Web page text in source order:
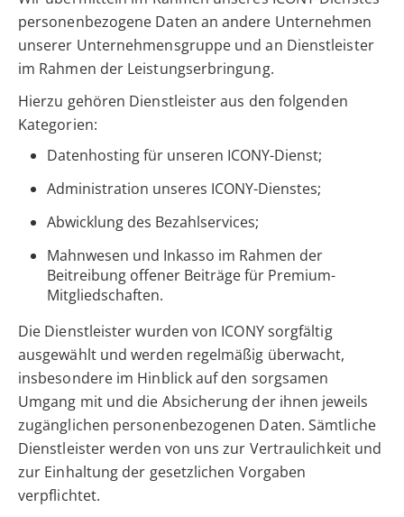
personenbezogene Daten an andere Unternehmen
unserer Unternehmensgruppe und an Dienstleister
im Rahmen der Leistungserbringung.
Hierzu gehören Dienstleister aus den folgenden
Kategorien:
Datenhosting für unseren ICONY-Dienst;
Administration unseres ICONY-Dienstes;
Abwicklung des Bezahlservices;
Mahnwesen und Inkasso im Rahmen der
Beitreibung offener Beiträge für Premium-
Mitgliedschaften.
Die Dienstleister wurden von ICONY sorgfältig
ausgewählt und werden regelmäßig überwacht,
insbesondere im Hinblick auf den sorgsamen
Umgang mit und die Absicherung der ihnen jeweils
zugänglichen personenbezogenen Daten. Sämtliche
Dienstleister werden von uns zur Vertraulichkeit und
zur Einhaltung der gesetzlichen Vorgaben
verpflichtet.